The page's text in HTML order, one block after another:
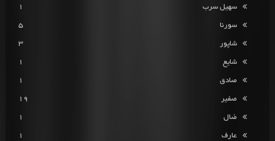
سهیل سرب 1
سورنا 5
شاپور 3
شایع 1
صادق 1
صفیر 19
ضال 1
عارف 1